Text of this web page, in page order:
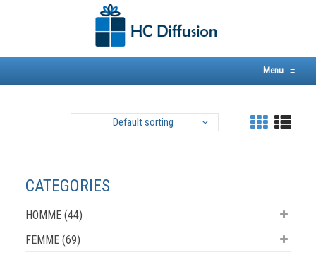
Menu ≡
CATEGORIES
HOMME (44)
FEMME (69)
Default sorting